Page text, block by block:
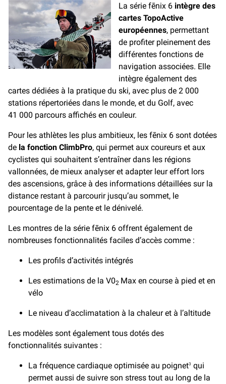
La série fēnix 6 intègre des
cartes TopoActive
européennes, permettant
de profiter pleinement des
différentes fonctions de
navigation associées. Elle
intègre également des
cartes dédiées à la pratique du ski, avec plus de 2 000
stations répertoriées dans le monde, et du Golf, avec
41 000 parcours affichés en couleur.
Pour les athlètes les plus ambitieux, les fēnix 6 sont dotées
de la fonction ClimbPro, qui permet aux coureurs et aux
cyclistes qui souhaitent s’entraîner dans les régions
vallonnées, de mieux analyser et adapter leur effort lors
des ascensions, grâce à des informations détaillées sur la
distance restant à parcourir jusqu’au sommet, le
pourcentage de la pente et le dénivelé.
Les montres de la série fēnix 6 offrent également de
nombreuses fonctionnalités faciles d’accès comme :
Les profils d’activités intégrés
Les estimations de la V02 Max en course à pied et en
vélo
Le niveau d’acclimatation à la chaleur et à l’altitude
Les modèles sont également tous dotés des
fonctionnalités suivantes :
La fréquence cardiaque optimisée au poignet3 qui
permet aussi de suivre son stress tout au long de la